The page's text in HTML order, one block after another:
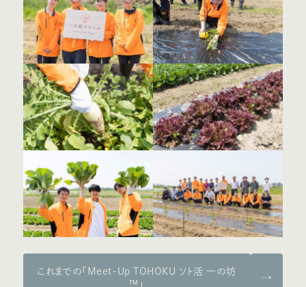
これまでの「Meet-Up TOHOKU ソト活 一の坊
™」